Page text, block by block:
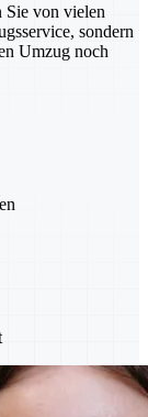
Sie von vielen
sondern
Umzug noch